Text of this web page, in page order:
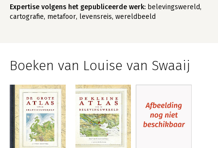
Expertise volgens het gepubliceerde werk: belevingswereld,
cartografie, metafoor, levensreis, wereldbeeld
Boeken van Louise van Swaaij